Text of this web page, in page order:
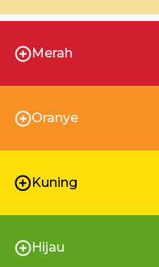
Merah
Oranye
Kuning
Hijau